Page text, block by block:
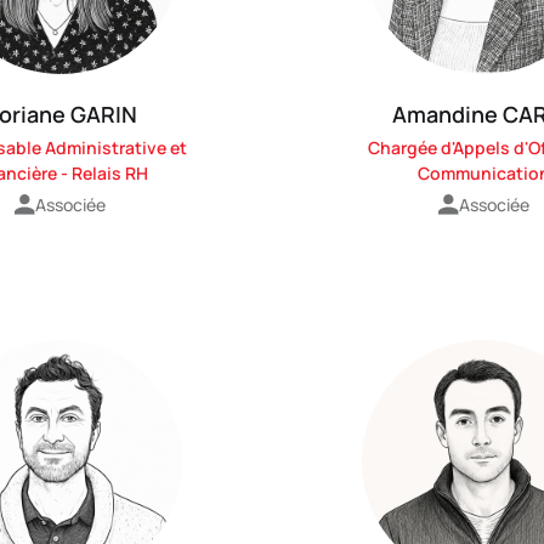
GARIN
Administrative et
- Relais RH
Associée
Amandine
Chargée d'Appels
Associée